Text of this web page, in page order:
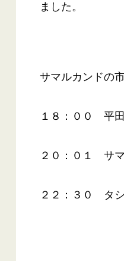
ました。
サマルカンドの
１８：００ 平
２０：０１ サ
２２：３０ タ